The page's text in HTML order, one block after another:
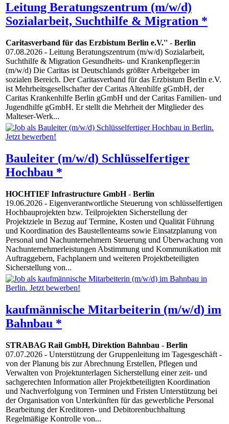
Leitung Beratungszentrum (m/w/d)
Sozialarbeit, Suchthilfe & Migration *
Caritasverband für das Erzbistum Berlin e.V.'' - Berlin
07.08.2026 - Leitung Beratungszentrum (m/w/d) Sozialarbeit,
Suchthilfe & Migration Gesundheits- und Krankenpfleger:in
(m/w/d) Die Caritas ist Deutschlands größter Arbeitgeber im
sozialen Bereich. Der Caritasverband für das Erzbistum Berlin e.V.
ist Mehrheitsgesellschafter der Caritas Altenhilfe gGmbH, der
Caritas Krankenhilfe Berlin gGmbH und der Caritas Familien- und
Jugendhilfe gGmbH. Er stellt die Mehrheit der Mitglieder des
Malteser-Werk...
Bauleiter (m/w/d) Schlüsselfertiger
Hochbau *
HOCHTIEF Infrastructure GmbH- Berlin
19.06.2026 - Eigenverantwortliche Steuerung von schlüsselfertigen
Hochbauprojekten bzw. Teilprojekten Sicherstellung der
Projektziele in Bezug auf Termine, Kosten und Qualität Führung
und Koordination des Baustellenteams sowie Einsatzplanung von
Personal und Nachunternehmern Steuerung und Überwachung von
Nachunternehmerleistungen Abstimmung und Kommunikation mit
Auftraggebern, Fachplanern und weiteren Projektbeteiligten
Sicherstellung von...
kaufmännische Mitarbeiterin (m/w/d) im
Bahnbau *
STRABAG Rail GmbH, Direktion Bahnbau - Berlin
07.07.2026 - Unterstützung der Gruppenleitung im Tagesgeschäft -
von der Planung bis zur Abrechnung Erstellen, Pflegen und
Verwalten von Projektunterlagen Sicherstellung einer zeit- und
sachgerechten Information aller Projektbeteiligten Koordination
und Nachverfolgung von Terminen und Fristen Unterstützung bei
der Organisation von Unterkünften für das gewerbliche Personal
Bearbeitung der Kreditoren- und Debitorenbuchhaltung
Regelmäßige Kontrolle von...